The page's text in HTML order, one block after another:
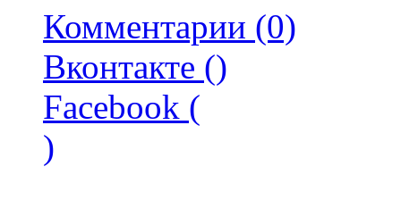
Комментарии (0)
Вконтакте ()
Facebook (
)